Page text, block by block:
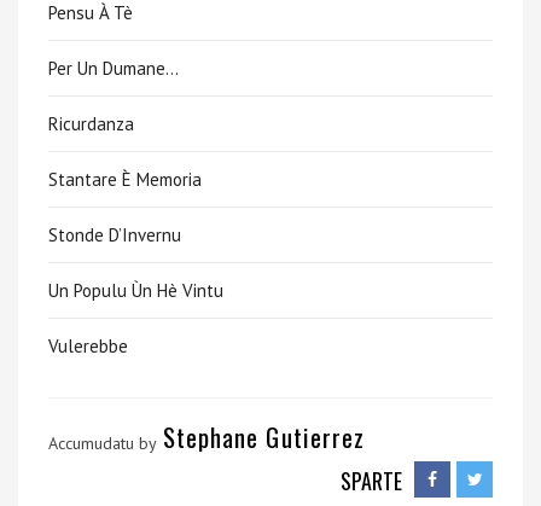
Pensu À Tè
Per Un Dumane…
Ricurdanza
Stantare È Memoria
Stonde D’Invernu
Un Populu Ùn Hè Vintu
Vulerebbe
Accumudatu by Stephane Gutierrez
SPARTE